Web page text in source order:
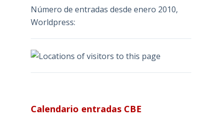
Número de entradas desde enero 2010,
Worldpress:
Calendario entradas CBE